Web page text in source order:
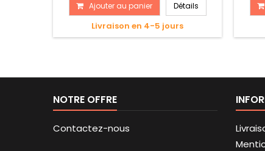
Ajouter au panier Détails
Livraison en 4-5 jours
NOTRE OFFRE
Contactez-nous